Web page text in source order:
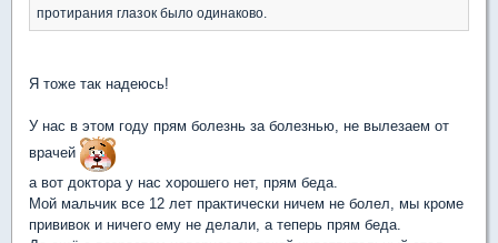
протирания глазок было одинаково.
Я тоже так надеюсь!
У нас в этом году прям болезнь за болезнью, не вылезаем от
врачей
а вот доктора у нас хорошего нет, прям беда.
Мой мальчик все 12 лет практически ничем не болел, мы кроме
прививок и ничего ему не делали, а теперь прям беда.